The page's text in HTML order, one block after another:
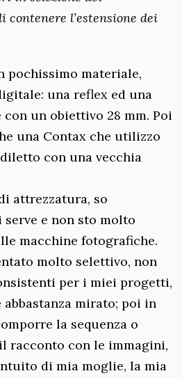
l’estensione dei
pochissimo materiale,
una reflex ed una
un obiettivo 28 mm. Poi
una Contax che utilizzo
con una vecchia
attrezzatura, so
serve e non sto molto
macchine fotografiche.
molto selettivo, non
per i miei progetti,
mirato; poi in
la sequenza o
racconto con le immagini,
di mia moglie, la mia